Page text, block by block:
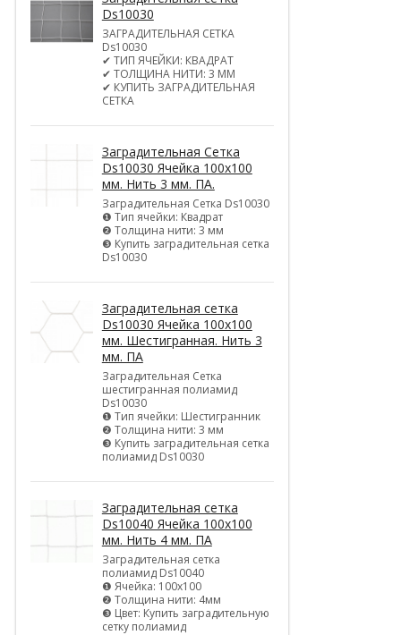
Ds10030
ЗАГРАДИТЕЛЬНАЯ СЕТКА
Ds10030
✔ ТИП ЯЧЕЙКИ: КВАДРАТ
✔ ТОЛЩИНА НИТИ: 3 ММ
✔ КУПИТЬ ЗАГРАДИТЕЛЬНАЯ
СЕТКА
Заградительная Сетка
Ds10030 Ячейка 100х100
мм. Нить 3 мм. ПА.
Заградительная Сетка Ds10030
❶ Тип ячейки: Квадрат
❷ Толщина нити: 3 мм
❸ Купить заградительная сетка
Ds10030
Заградительная сетка
Ds10030 Ячейка 100х100
мм. Шестигранная. Нить 3
мм. ПА
Заградительная Сетка
шестигранная полиамид
Ds10030
❶ Тип ячейки: Шестигранник
❷ Толщина нити: 3 мм
❸ Купить заградительная сетка
полиамид Ds10030
Заградительная сетка
Ds10040 Ячейка 100х100
мм. Нить 4 мм. ПА
Заградительная сетка
полиамид Ds10040
❶ Ячейка: 100х100
❷ Толщина нити: 4мм
❸ Цвет: Купить заградительную
сетку полиамид